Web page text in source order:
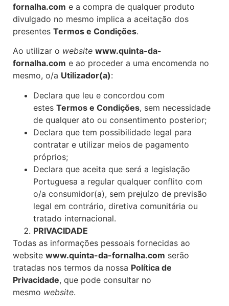
fornalha.com e a compra de qualquer produto
divulgado no mesmo implica a aceitação dos
presentes Termos e Condições.
Ao utilizar o website www.quinta-da-
fornalha.com e ao proceder a uma encomenda no
mesmo, o/a Utilizador(a):
Declara que leu e concordou com
estes Termos e Condições, sem necessidade
de qualquer ato ou consentimento posterior;
Declara que tem possibilidade legal para
contratar e utilizar meios de pagamento
próprios;
Declara que aceita que será a legislação
Portuguesa a regular qualquer conflito com
o/a consumidor(a), sem prejuízo de previsão
legal em contrário, diretiva comunitária ou
tratado internacional.
PRIVACIDADE
Todas as informações pessoais fornecidas ao
website www.quinta-da-fornalha.com serão
tratadas nos termos da nossa Política de
Privacidade, que pode consultar no
mesmo website.